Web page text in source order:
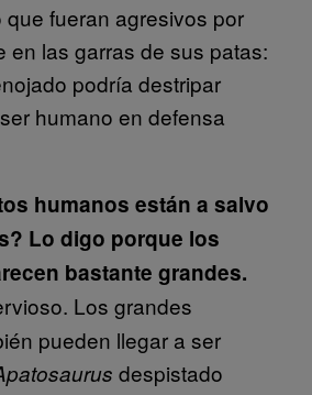
fueran agresivos por
en las garras de sus patas:
podría destripar
humano en defensa
humanos están a salvo
Lo digo porque los
bastante grandes.
Los grandes
pueden llegar a ser
despistado